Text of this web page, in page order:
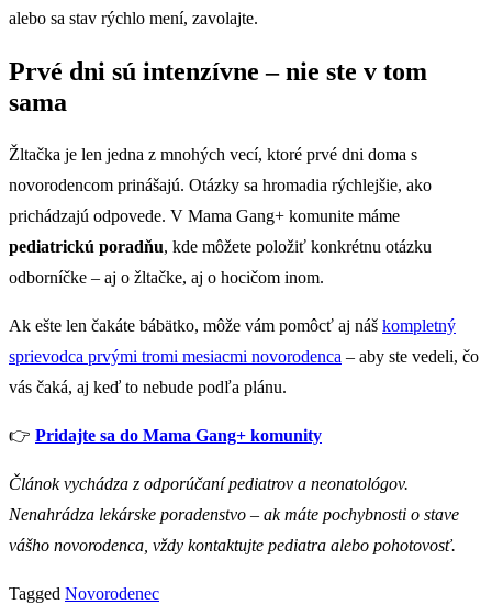
alebo sa stav rýchlo mení, zavolajte.
Prvé dni sú intenzívne – nie ste v tom
sama
Žltačka je len jedna z mnohých vecí, ktoré prvé dni doma s
novorodencom prinášajú. Otázky sa hromadia rýchlejšie, ako
prichádzajú odpovede. V Mama Gang+ komunite máme
pediatrickú poradňu, kde môžete položiť konkrétnu otázku
odborníčke – aj o žltačke, aj o hocičom inom.
Ak ešte len čakáte bábätko, môže vám pomôcť aj náš kompletný
sprievodca prvými tromi mesiacmi novorodenca – aby ste vedeli, čo
vás čaká, aj keď to nebude podľa plánu.
👉 Pridajte sa do Mama Gang+ komunity
Článok vychádza z odporúčaní pediatrov a neonatológov.
Nenahrádza lekárske poradenstvo – ak máte pochybnosti o stave
vášho novorodenca, vždy kontaktujte pediatra alebo pohotovosť.
Tagged Novorodenec